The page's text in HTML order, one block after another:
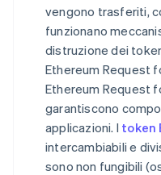
vengono trasferiti,
funzionano
distruzione dei
Ethereum Request
Ethereum Request
garantiscono
applicazioni. I token
intercambiabili e
sono non fungibili